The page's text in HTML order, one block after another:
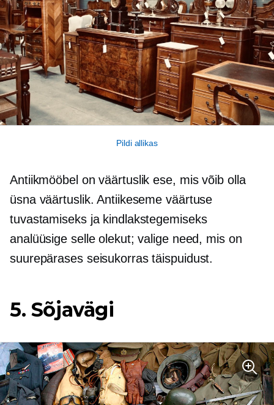
Pildi allikas
Antiikmööbel on väärtuslik ese, mis võib olla
üsna väärtuslik. Antiikeseme väärtuse
tuvastamiseks ja kindlakstegemiseks
analüüsige selle olekut; valige need, mis on
suurepärases seisukorras täispuidust.
5. Sõjavägi